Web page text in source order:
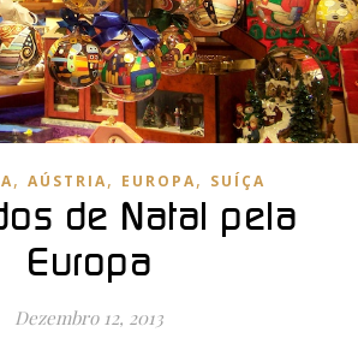
, AÚSTRIA, EUROPA, SUÍÇA
de Natal pela
Europa
Dezembro 12, 2013